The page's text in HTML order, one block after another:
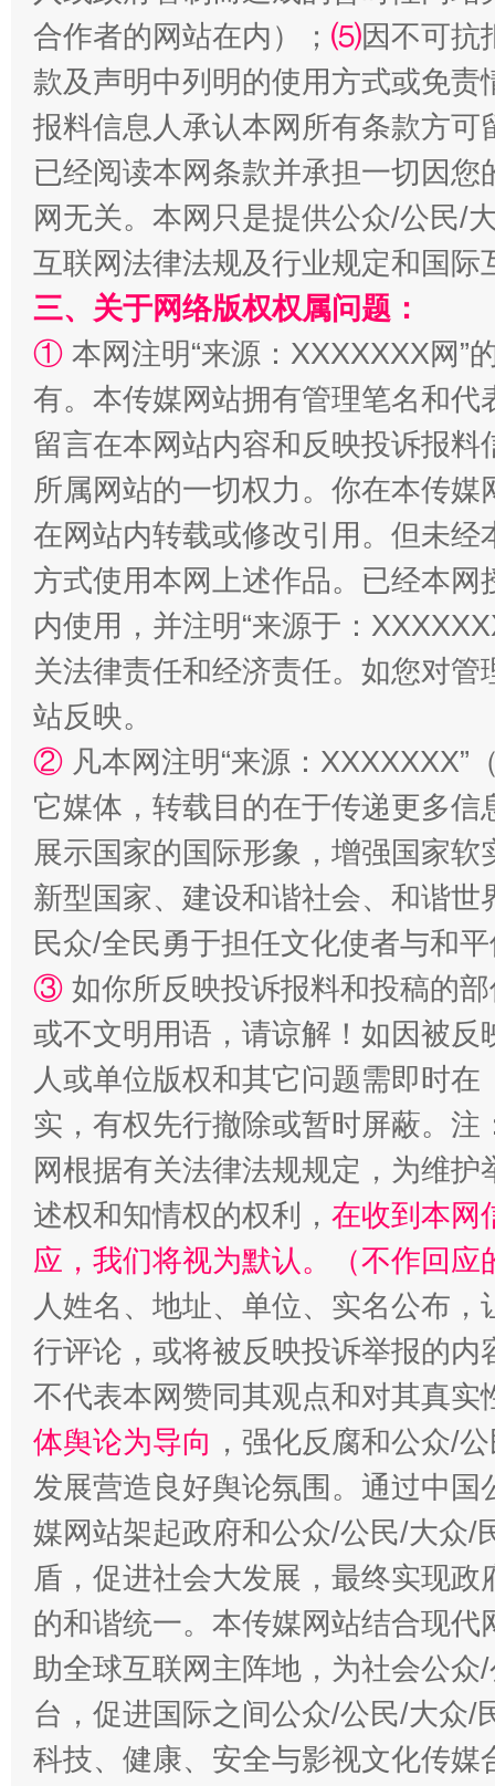
全民健身五年计划来了！等你上场
阿坝州三大球赛在茂县开幕
国家大学科技园优化重塑工作
“蜀中异人”王建安的艺术幻境
合作者的网站在内）； ⑸因不可抗
款及声明中列明的使用方式或免责
报料信息人承认本网所有条款方
已经阅读本网条款并承担一切因
网无关。本网只是提供公众/公民/
互联网法律法规及行业规定和国
三、关于网络版权权属问题：
① 本网注明“来源：XXXXXXX网”
有。本传媒网站拥有管理笔名和
留言在本网站内容和反映投诉报
所属网站的一切权力。你在本传
在网站内转载或修改引用。但未
方式使用本网上述作品。已经本
内使用，并注明“来源于：
关法律责任和经济责任。如您对
站反映。
② 凡本网注明“来源：
它媒体，转载目的在于传递更多
展示国家的国际形象，增强国家
新型国家、建设和谐社会、和谐
民众/全民勇于担任文化使者与和
③ 如你所反映投诉报料和投稿的
或不文明用语，请谅解！如因被
人或单位版权和其它问题需即时在
实，有权先行撤除或暂时屏蔽。
网根据有关法律法规规定，为维
述权和知情权的权利， 在收到本网
应，我们将视为默认。（不作回应
人姓名、地址、单位、实名公布
行评论，或将被反映投诉举报的
不代表本网赞同其观点和对其真实
体舆论为导向 ，强化反腐和公众/
发展营造良好舆论氛围。通过中
媒网站架起政府和公众/公民/大众/
盾，促进社会大发展，最终实现
的和谐统一。本传媒网站结合现
助全球互联网主阵地，为社会公
台，促进国际之间公众/公民/大众/
科技、健康、安全与影视文化传